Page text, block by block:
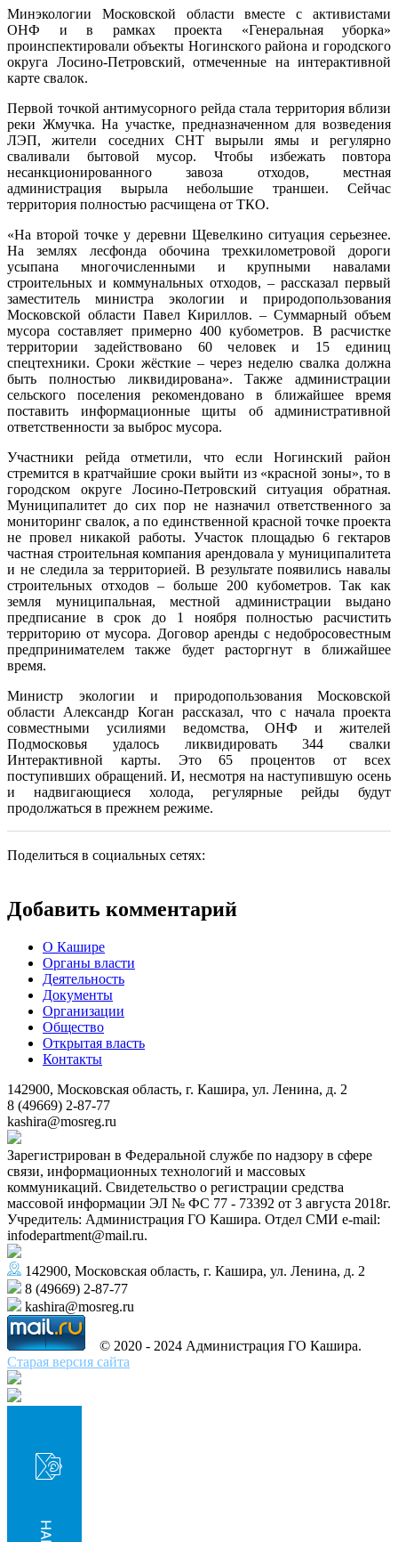
Минэкологии Московской области вместе с активистами
ОНФ и в рамках проекта «Генеральная уборка»
проинспектировали объекты Ногинского района и городского
округа Лосино-Петровский, отмеченные на интерактивной
карте свалок.
Первой точкой антимусорного рейда стала территория вблизи
реки Жмучка. На участке, предназначенном для возведения
ЛЭП, жители соседних СНТ вырыли ямы и регулярно
сваливали бытовой мусор. Чтобы избежать повтора
несанкционированного завоза отходов, местная
администрация вырыла небольшие траншеи. Сейчас
территория полностью расчищена от ТКО.
«На второй точке у деревни Щевелкино ситуация серьезнее.
На землях лесфонда обочина трехкилометровой дороги
усыпана многочисленными и крупными навалами
строительных и коммунальных отходов, – рассказал первый
заместитель министра экологии и природопользования
Московской области Павел Кириллов. – Суммарный объем
мусора составляет примерно 400 кубометров. В расчистке
территории задействовано 60 человек и 15 единиц
спецтехники. Сроки жёсткие – через неделю свалка должна
быть полностью ликвидирована». Также администрации
сельского поселения рекомендовано в ближайшее время
поставить информационные щиты об административной
ответственности за выброс мусора.
Участники рейда отметили, что если Ногинский район
стремится в кратчайшие сроки выйти из «красной зоны», то в
городском округе Лосино-Петровский ситуация обратная.
Муниципалитет до сих пор не назначил ответственного за
мониторинг свалок, а по единственной красной точке проекта
не провел никакой работы. Участок площадью 6 гектаров
частная строительная компания арендовала у муниципалитета
и не следила за территорией. В результате появились навалы
строительных отходов – больше 200 кубометров. Так как
земля муниципальная, местной администрации выдано
предписание в срок до 1 ноября полностью расчистить
территорию от мусора. Договор аренды с недобросовестным
предпринимателем также будет расторгнут в ближайшее
время.
Министр экологии и природопользования Московской
области Александр Коган рассказал, что с начала проекта
совместными усилиями ведомства, ОНФ и жителей
Подмосковья удалось ликвидировать 344 свалки
Интерактивной карты. Это 65 процентов от всех
поступивших обращений. И, несмотря на наступившую осень
и надвигающиеся холода, регулярные рейды будут
продолжаться в прежнем режиме.
Поделиться в социальных сетях:
Добавить комментарий
О Кашире
Органы власти
Деятельность
Документы
Организации
Общество
Открытая власть
Контакты
142900, Московская область, г. Кашира, ул. Ленина, д. 2
8 (49669) 2-87-77
kashira@mosreg.ru
Зарегистрирован в Федеральной службе по надзору в сфере
связи, информационных технологий и массовых
коммуникаций. Свидетельство о регистрации средства
массовой информации ЭЛ № ФС 77 - 73392 от 3 августа 2018г.
Учредитель: Администрация ГО Кашира. Отдел СМИ e-mail:
infodepartment@mail.ru.
142900, Московская область, г. Кашира, ул. Ленина, д. 2
8 (49669) 2-87-77
kashira@mosreg.ru
© 2020 - 2024 Администрация ГО Кашира.
Старая версия сайта